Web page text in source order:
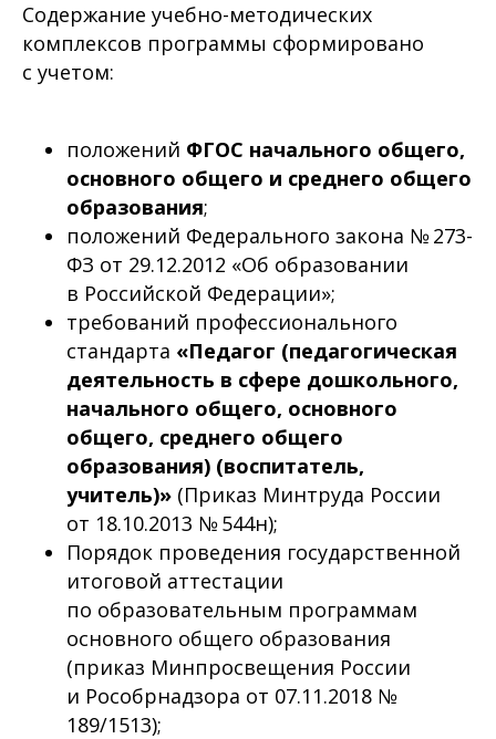
Содержание учебно-методических
комплексов программы сформировано
с учетом:
положений ФГОС начального общего,
основного общего и среднего общего
образования;
положений Федерального закона № 273-
ФЗ от 29.12.2012 «Об образовании
в Российской Федерации»;
требований профессионального
стандарта «Педагог (педагогическая
деятельность в сфере дошкольного,
начального общего, основного
общего, среднего общего
образования) (воспитатель,
учитель)» (Приказ Минтруда России
от 18.10.2013 № 544н);
Порядок проведения государственной
итоговой аттестации
по образовательным программам
основного общего образования
(приказ Минпросвещения России
и Рособрнадзора от 07.11.2018 №
189/1513);